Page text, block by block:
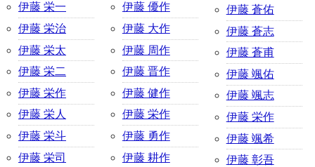
伊藤 栄一
伊藤 栄治
伊藤 栄太
伊藤 栄二
伊藤 栄作
伊藤 栄人
伊藤 栄斗
伊藤 栄司
伊藤 優作
伊藤 大作
伊藤 周作
伊藤 晋作
伊藤 健作
伊藤 栄作
伊藤 勇作
伊藤 耕作
伊藤 蒼佑
伊藤 蒼志
伊藤 蒼甫
伊藤 颯佑
伊藤 颯志
伊藤 栄作
伊藤 颯希
伊藤 彰吾